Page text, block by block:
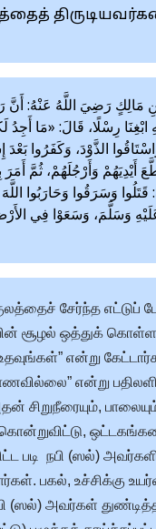
أَنَسِ بْنِ مَالِكٍ رَضِيَ اللَّهُ عَنْهُ:
رِسْلًا، قَالَ: «مَا أَجِدُ
الذَّوْدَ، وَكَفَرُوا بَعْدَ
أَيْدِيَهُمْ وَأَرْجُلَهُمْ، ثُمَّ أَمَرَ
وَسَرَقُوا وَحَارَبُوا
وَسَلَّمَ، وَسَعَوْا فِي
சேர்ந்த எட்டுப்
சூழல் ஒத்துக்
என்று
என்று
சிறுநீரையும்,
ஒட்டகங்களை
படி நபி (ஸல்)
பகல், உச்சிக்கு
(ஸல்) அவர்கள்